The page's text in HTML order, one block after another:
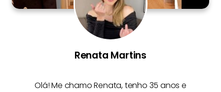
Renata Martins
Olá! Me chamoRenata, tenho 35 anos e